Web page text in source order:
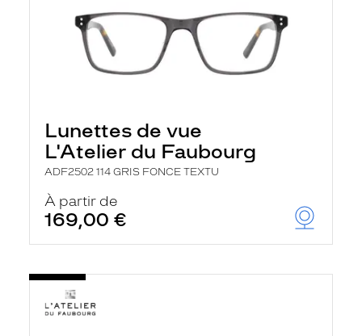
Lunettes de vue
L'Atelier du Faubourg
ADF2502 114 GRIS FONCE TEXTU
À partir de
169,00 €